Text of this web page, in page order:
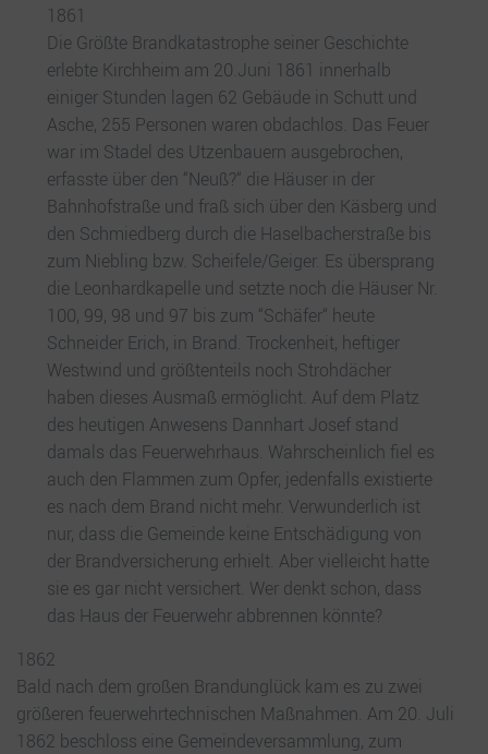
1861
Die Größte Brandkatastrophe seiner Geschichte
erlebte Kirchheim am 20.Juni 1861 innerhalb
einiger Stunden lagen 62 Gebäude in Schutt und
Asche, 255 Personen waren obdachlos. Das Feuer
war im Stadel des Utzenbauern ausgebrochen,
erfasste über den “Neuß?“ die Häuser in der
Bahnhofstraße und fraß sich über den Käsberg und
den Schmiedberg durch die Haselbacherstraße bis
zum Niebling bzw. Scheifele/Geiger. Es übersprang
die Leonhardkapelle und setzte noch die Häuser Nr.
100, 99, 98 und 97 bis zum “Schäfer“ heute
Schneider Erich, in Brand. Trockenheit, heftiger
Westwind und größtenteils noch Strohdächer
haben dieses Ausmaß ermöglicht. Auf dem Platz
des heutigen Anwesens Dannhart Josef stand
damals das Feuerwehrhaus. Wahrscheinlich fiel es
auch den Flammen zum Opfer, jedenfalls existierte
es nach dem Brand nicht mehr. Verwunderlich ist
nur, dass die Gemeinde keine Entschädigung von
der Brandversicherung erhielt. Aber vielleicht hatte
sie es gar nicht versichert. Wer denkt schon, dass
das Haus der Feuerwehr abbrennen könnte?
1862
Bald nach dem großen Brandunglück kam es zu zwei
größeren feuerwehrtechnischen Maßnahmen. Am 20. Juli
1862 beschloss eine Gemeindeversammlung, zum